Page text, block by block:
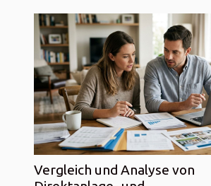
Vergleich und Analyse von